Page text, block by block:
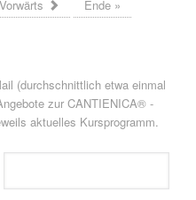
Vorwärts Ende »
(durchschnittlich etwa einmal
zur CANTIENICA® -
aktuelles Kursprogramm.